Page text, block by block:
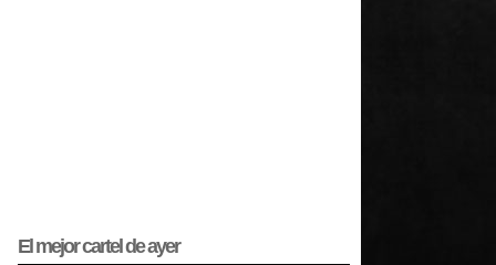
El mejorcartel de ayer